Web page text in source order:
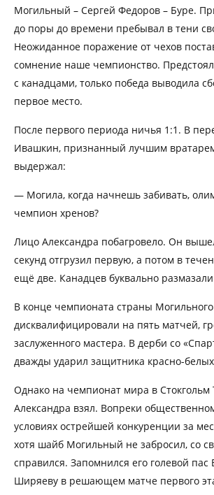
Могильный – Сергей Федоров – Буре.
до поры до времени пребывал в тени
Неожиданное поражение от чехов
сомнение наше чемпионство.
с канадцами, только победа выводила
первое место.
После первого периода ничья 1:1. В
Ивашкин, признанный лучшим
выдержал:
— Могила, когда начнешь забивать,
чемпион хренов?
Лицо Александра побагровело. Он
секунд отгрузил первую, а потом в
ещё две. Канадцев буквально
В конце чемпионата страны Могильного
дисквалифицировали на пять матчей,
заслуженного мастера. В дерби со
дважды ударил защитника красно-
Однако на чемпионат мира в Стокгольм
Александра взял. Вопреки
условиях острейшей конкуренции за
хотя шайб Могильный не забросил, со
справился. Запомнился его голевой
Ширяеву в решающем матче первого